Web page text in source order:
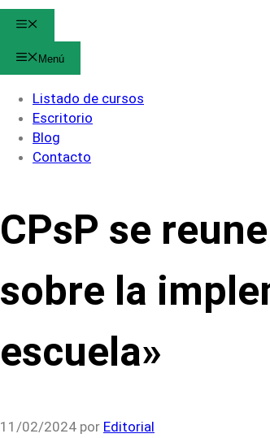
Menú
Listado de cursos
Escritorio
Blog
Contacto
CPsP se
sobre la
escuela»
11/02/2024 por Editorial